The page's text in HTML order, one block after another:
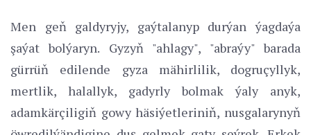
Men geň galdyryjy, gaýtalanyp durýan ýagdaýa
şaýat bolýaryn. Gyzyň "ahlagy", "abraýy" barada
gürrüň edilende gyza mähirlilik, dogruçyllyk,
mertlik, halallyk, gadyrly bolmak ýaly anyk,
adamkärçiligiň gowy häsiýetleriniň, nusgalarynyň